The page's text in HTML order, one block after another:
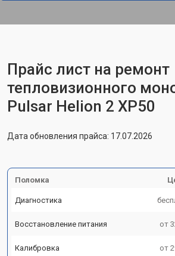
Прайс лист на ремонт
тепловизионного
Pulsar Helion 2 XP50
Дата обновления прайса: 17.07.2026
Поломка
Диагностика
Восстановление питания от
Калибровка от